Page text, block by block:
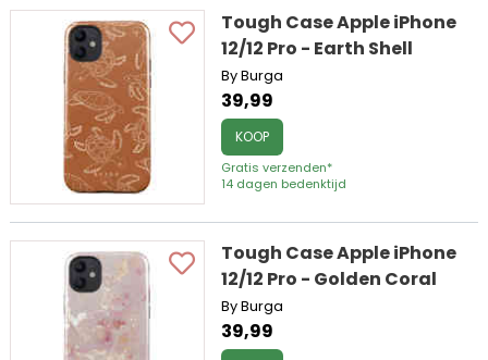
Tough Case Apple iPhone
12/12 Pro - Earth Shell
By Burga
39,99
KOOP
Gratis verzenden*
14 dagen bedenktijd
Tough Case Apple iPhone
12/12 Pro - Golden Coral
By Burga
39,99